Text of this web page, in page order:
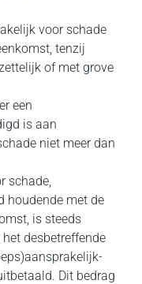
voor schade
tenzij
of met grove
een
is aan
niet meer dan
schade,
houdende met de
is steeds
desbetreffende
Dit bedrag